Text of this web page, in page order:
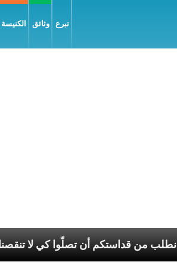
وثائق تبرع
الشبيبة للبابا: نطلب من قداستكم أن